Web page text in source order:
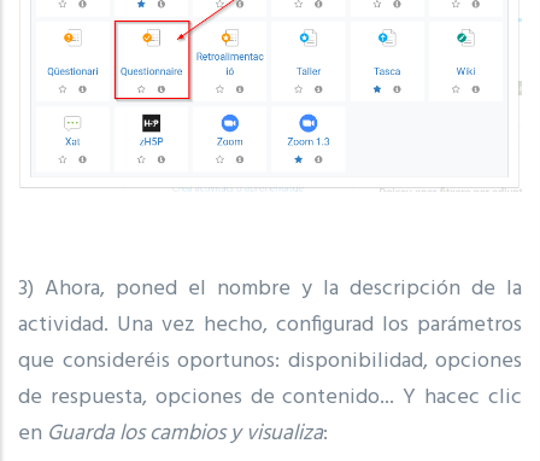
3) Ahora, poned el nombre y la descripción de la
actividad. Una vez hecho, configurad los parámetros
que consideréis oportunos: disponibilidad, opciones
de respuesta, opciones de contenido... Y hacec clic
en Guarda los cambios y visualiza: